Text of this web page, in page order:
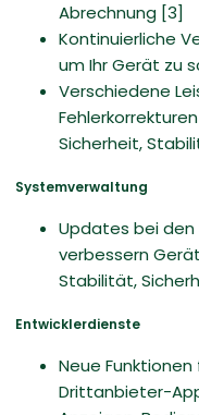
Abrechnung [3]
Kontinuierliche
um Ihr Gerät zu
Verschiedene
Sicherheit,
Systemverwaltung
Updates bei
verbessern
Stabilität,
Entwicklerdienste
Neue
Drittanbieter-